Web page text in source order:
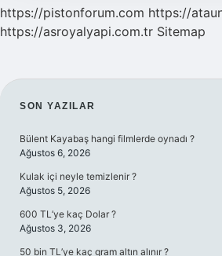
https://pistonforum.com https://
https://asroyalyapi.com.tr Sitemap
SIDEBAR
SON YAZILAR
Bülent Kayabaş hangi filmlerde oynadı ?
Ağustos 6, 2026
Kulak içi neyle temizlenir ?
Ağustos 5, 2026
600 TL’ye kaç Dolar ?
Ağustos 3, 2026
50 bin TL’ye kaç gram altın alınır ?